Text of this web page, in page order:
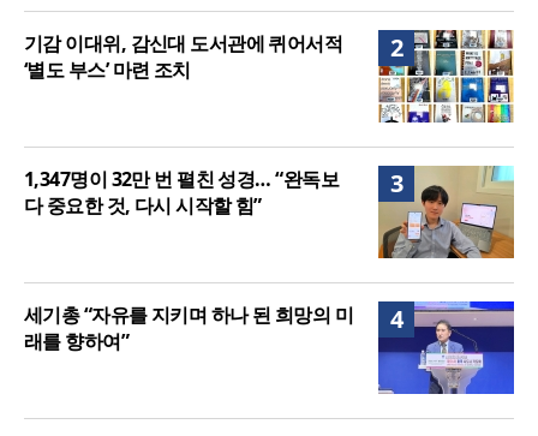
2
기감 이대위, 감신대 도서관에 퀴어서적
‘별도 부스’ 마련 조치
3
1,347명이 32만 번 펼친 성경… “완독보
다 중요한 것, 다시 시작할 힘”
4
세기총 “자유를 지키며 하나 된 희망의 미
래를 향하여”